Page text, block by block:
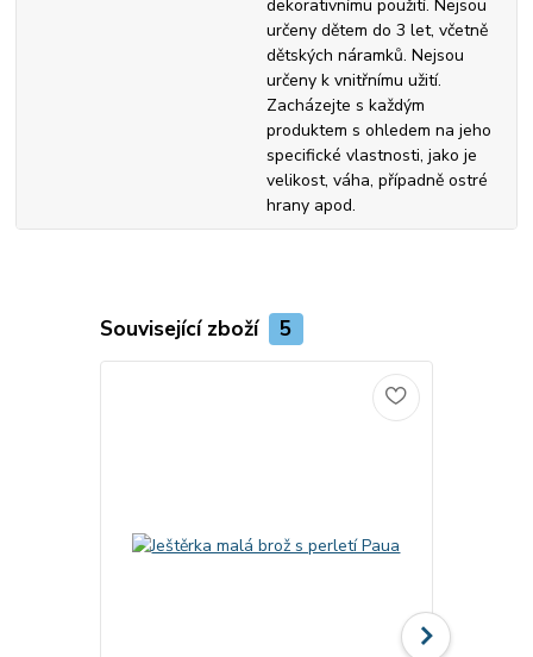
dekorativnímu použití. Nejsou
určeny dětem do 3 let, včetně
dětských náramků. Nejsou
určeny k vnitřnímu užití.
Zacházejte s každým
produktem s ohledem na jeho
specifické vlastnosti, jako je
velikost, váha, případně ostré
hrany apod.
Související zboží 5